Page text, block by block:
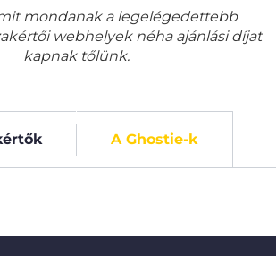
mondanak a legelégedettebb
webhelyek néha ajánlási díjat
kapnak tőlünk.
A Ghostie-k